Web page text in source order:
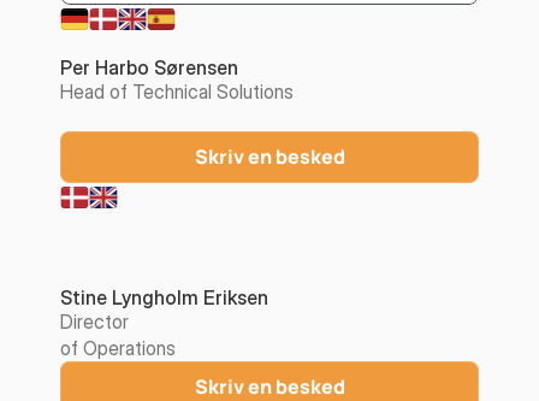
Per Harbo Sørensen
Head of Technical Solutions
Skriv en besked
Stine Lyngholm Eriksen
Director
of Operations
Skriv en besked